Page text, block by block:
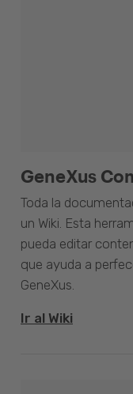
GeneXus
Toda la
un Wiki. Esta
pueda editar
que ayuda a
GeneXus.
Ir al Wiki